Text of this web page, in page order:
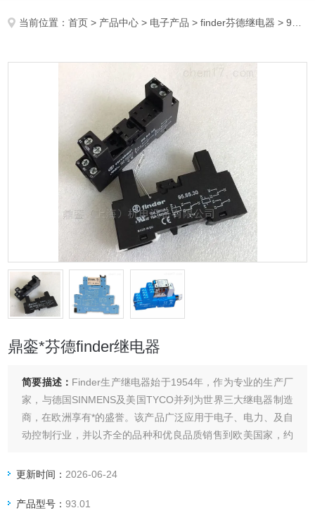
当前位置：首页 > 产品中心 > 电子产品 >finder芬德继电器 > 93.01鼎銮*芬德finder继电器
鼎銮*芬德finder继电器
简要描述： Finder生产继电器始于1954年，作为专业的生产厂
家，与德国SINMENS及美国TYCO并列为世界三大继电器制造
商，在欧洲享有*的盛誉。该产品广泛应用于电子、电力、及自
动控制行业，并以齐全的品种和优良品质销售到欧美国家，约
鼎銮*芬德finder继电器
更新时间： 2026-06-24
产品型号：93.01